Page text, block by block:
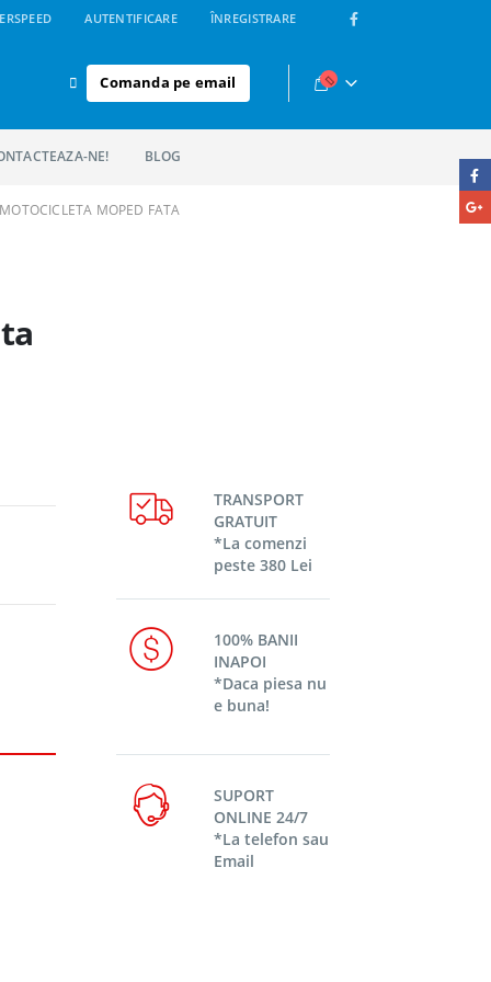
AUTENTIFICARE ÎNREGISTRARE
Comanda pe email
NE! BLOG
MOPED FATA
TRANSPORT
GRATUIT
*La comenzi
peste 380 Lei
100% BANII
INAPOI
*Daca piesa nu
e buna!
SUPORT
ONLINE 24/7
*La telefon sau
Email